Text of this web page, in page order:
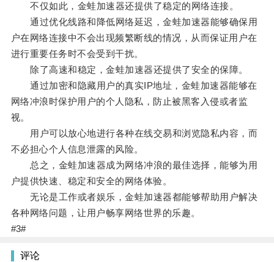
不仅如此，金蛙加速器还提供了稳定的网络连接。
通过优化线路和降低网络延迟，金蛙加速器能够确保用
户在网络连接中不会出现频繁断线的情况，从而保证用户在
进行重要任务时不会受到干扰。
除了高速和稳定，金蛙加速器还提供了安全的保障。
通过加密和隐藏用户的真实IP地址，金蛙加速器能够在
网络冲浪时保护用户的个人隐私，防止被黑客入侵或者监
视。
用户可以放心地进行各种在线交易和浏览隐私内容，而
不必担心个人信息泄露的风险。
总之，金蛙加速器成为网络冲浪的最佳选择，能够为用
户提供快速、稳定和安全的网络体验。
无论是工作或者娱乐，金蛙加速器都能够帮助用户解决
各种网络问题，让用户畅享网络世界的乐趣。
#3#
评论